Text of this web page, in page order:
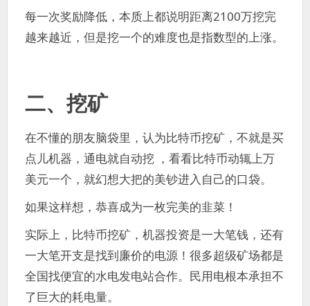
每一次奖励降低，本质上都说明距离2100万挖完
越来越近，但是挖一个的难度也是指数型的上涨。
二、挖矿
在不懂的朋友脑袋里，认为比特币挖矿，不就是买
点儿机器，通电就自动挖 ，看看比特币动辄上万
美元一个，就幻想大把的美钞进入自己的口袋。
如果这样想，恭喜成为一枚完美的韭菜！
实际上，比特币挖矿，机器投资是一大笔钱，还有
一大笔开支是找到廉价的电源！很多超级矿场都是
全国找便宜的水电发电站合作。民用电根本承担不
了巨大的耗电量。